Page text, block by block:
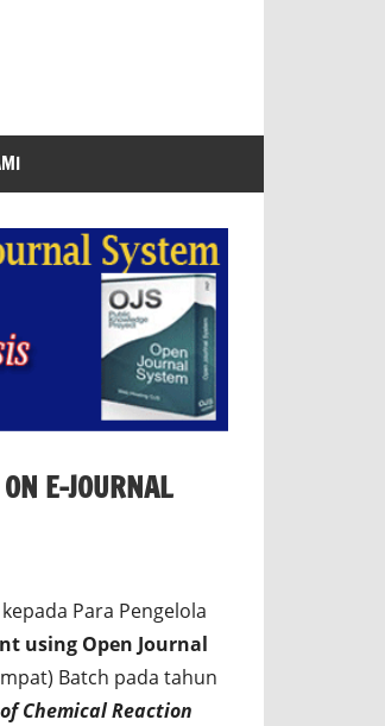
E-JOURNAL
Para Pengelola
using Open Journal
Batch pada tahun
Chemical Reaction